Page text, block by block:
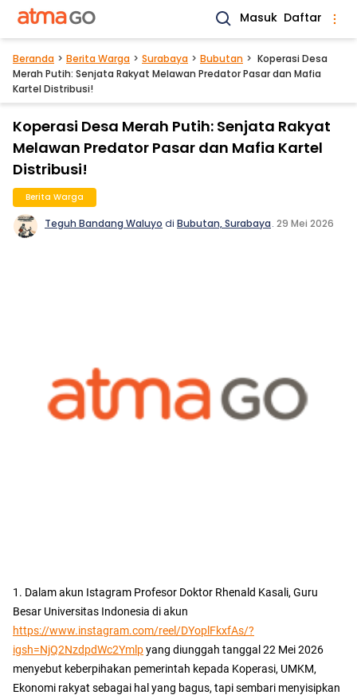
Masuk Daftar
Beranda Berita Warga Surabaya Bubutan
Koperasi Desa
Merah Putih: Senjata Rakyat Melawan Predator Pasar dan Mafia
Kartel Distribusi!
Koperasi Desa Merah Putih: Senjata Rakyat
Melawan Predator Pasar dan Mafia Kartel
Distribusi!
Berita Warga
Teguh Bandang Waluyo di Bubutan, Surabaya. 29 Mei 2026
1. Dalam akun Istagram Profesor Doktor Rhenald Kasali, Guru
Besar Universitas Indonesia di akun
https://www.instagram.com/reel/DYoplFkxfAs/?
igsh=NjQ2NzdpdWc2Ymlpyang diunggah tanggal 22 Mei 2026
menyebut keberpihakan pemerintah kepada Koperasi, UMKM,
Ekonomi rakyat sebagai hal yang bagus, tapi sembari menyisipkan